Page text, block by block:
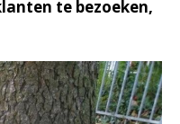
te bezoeken,